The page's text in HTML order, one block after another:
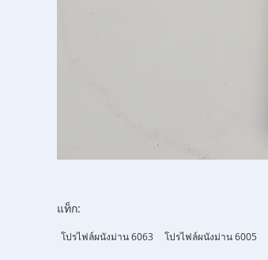
แท็ก:
โปรไฟล์ผนังม่าน 6063 โปรไฟล์ผนังม่าน 6005